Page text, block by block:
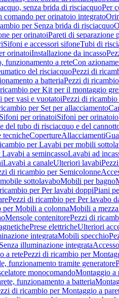
senza brida di risciacquoPer
comando per orinatoio integrato
per Senza brida di risciacquo
per orinatoiPareti di separazione
Sifoni e accessori sifoneTubi di
orinatoiInstallazione da incasso
funzionamento a reteCon
del risciacquoPezzi di
a batteriaPezzi di
per Kit per il montaggio
per vasi e vuotatoiPezzi di
per Set per allacciamento
per orinatoiSifoni per orinatoio
del tubo di risciacquo e del
tecnicheCopertureAllacciamenti
per Lavabi per mobili
a semincassoLavabi ad
Lavabi a canaleUlteriori lavabi
di ricambio per Semicolonne
sottolavaboMobili per bagno
per Per lavabi doppiPiani
Pezzi di ricambio per Per lavabo
per Mobili a colonnaMobili a mezza
Mensole contenitorePezzi di
Prese elettricheUlteriori
integrataMobili specchio
illuminazione integrata
a retePezzi di ricambio per
funzionamento tramite generatore
monocomandoMontaggio a
funzionamento a batteria
di ricambio per Montaggio a